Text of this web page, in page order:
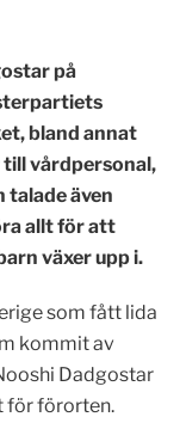
på
bland annat
vårdpersonal,
talade även
allt för att
växer upp i.
som fått lida
kommit av
Dadgostar
för förorten.